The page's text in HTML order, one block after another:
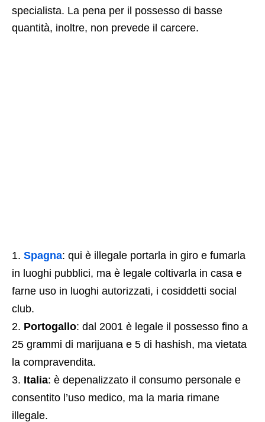
specialista. La pena per il possesso di basse
quantità, inoltre, non prevede il carcere.
Spagna: qui è illegale portarla in giro e fumarla
in luoghi pubblici, ma è legale coltivarla in casa e
farne uso in luoghi autorizzati, i cosiddetti social
club.
Portogallo: dal 2001 è legale il possesso fino a
25 grammi di marijuana e 5 di hashish, ma vietata
la compravendita.
Italia: è depenalizzato il consumo personale e
consentito l’uso medico, ma la maria rimane
illegale.